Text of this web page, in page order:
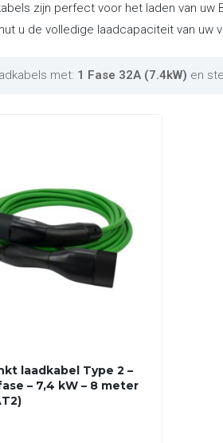
zijn perfect voor het laden van uw
u de volledige laadcapaciteit van uw
met: 1 Fase 32A (7.4kW) en
laadkabel Type 2 –
– 7,4 kW – 8 meter